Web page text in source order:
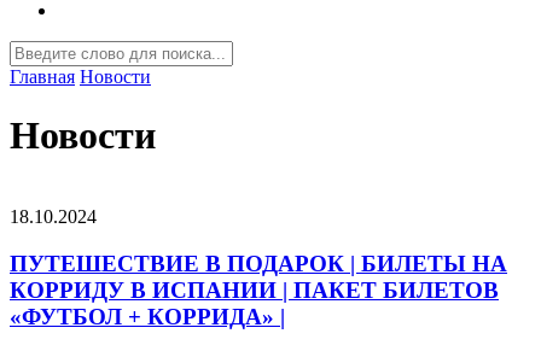
Главная Новости
Новости
18.10.2024
ПУТЕШЕСТВИЕ В ПОДАРОК | БИЛЕТЫ НА
КОРРИДУ В ИСПАНИИ | ПАКЕТ БИЛЕТОВ
«ФУТБОЛ + КОРРИДА» |